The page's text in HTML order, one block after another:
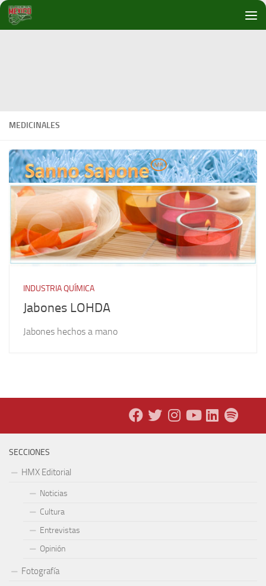
Debajo del contenido
MEDICINALES
INDUSTRIA QUÍMICA
Jabones LOHDA
Jabones hechos a mano
SECCIONES
HMX Editorial
Noticias
Cultura
Entrevistas
Opinión
Fotografía